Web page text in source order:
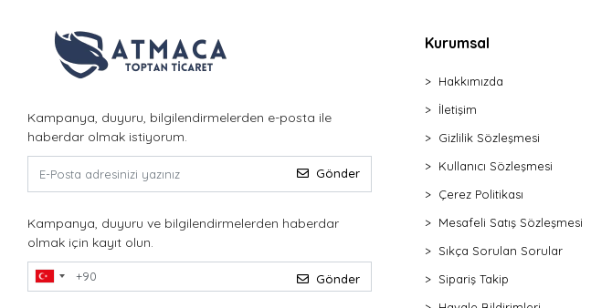
Kampanya, duyuru, bilgilendirmelerden e-posta ile
haberdar olmak istiyorum.
Gönder
Kampanya, duyuru ve bilgilendirmelerden haberdar
olmak için kayıt olun.
Gönder
Kurumsal
Hakkımızda
İletişim
Gizlilik Sözleşmesi
Kullanıcı Sözleşmesi
Çerez Politikası
Mesafeli Satış Sözleşmesi
Sıkça Sorulan Sorular
Sipariş Takip